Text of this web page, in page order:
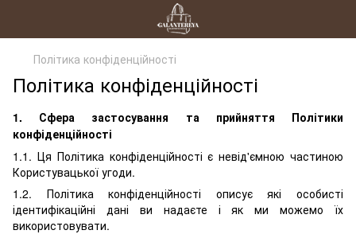
Політика конфіденційності
Політика конфіденційності
1. Сфера застосування та прийняття Політики
конфіденційності
1.1. Ця Політика конфіденційності є невід'ємною частиною
Користувацької угоди.
1.2. Політика конфіденційності описує які особисті
ідентифікаційні дані ви надаєте і як ми можемо їх
використовувати.